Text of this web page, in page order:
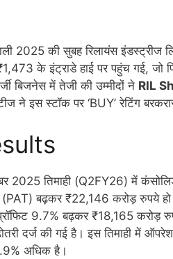
2025 की सुबह रिलायंस इंडस्ट्रीज
के इंट्राडे हाई पर पहुंच गई, जो
बिजनेस में तेजी की उम्मीदों ने RIL
ने इस स्टॉक पर ‘BUY’ रेटिंग
2025 तिमाही (Q2FY26) में
बढ़कर ₹22,146 करोड़ रुपये
9.7% बढ़कर ₹18,165 करोड़
दर्ज की गई है। इस तिमाही में
अधिक है।